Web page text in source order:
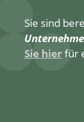
Sie sind
Sie hierfür